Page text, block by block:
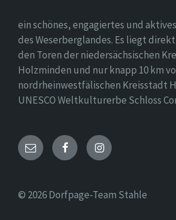
ein schönes, engagiertes und
des Weserberglandes. Es liegt
den Toren der niedersächsischen
Holzminden und nur knapp 10 km
nordrheinwestfälischen Kreisstadt
UNESCO Weltkulturerbe Schloss
Email FacebookInstagram
© 2026 Dorfpage-Team Stahle